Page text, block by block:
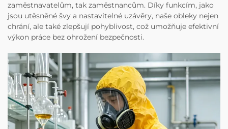
zaměstnavatelům, tak zaměstnancům. Díky funkcím, jako
jsou utěsněné švy a nastavitelné uzávěry, naše obleky nejen
chrání, ale také zlepšují pohyblivost, což umožňuje efektivní
výkon práce bez ohrožení bezpečnosti.